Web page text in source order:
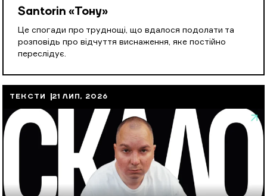
Santorin «Тону»
Це спогади про труднощі, що вдалося подолати та
розповідь про відчуття виснаження, яке постійно
переслідує.
ТЕКСТИ 21 ЛИП, 2026